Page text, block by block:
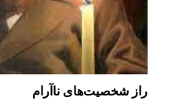
راز شخصیت‌های ناآرام